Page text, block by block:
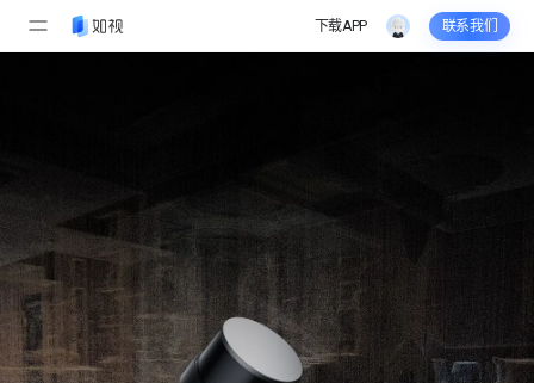
下载APP 联系我们